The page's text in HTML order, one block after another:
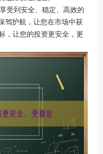
受到安全、稳定、高效的
驾护航，让您在市场中获
，让您的投资更安全，更